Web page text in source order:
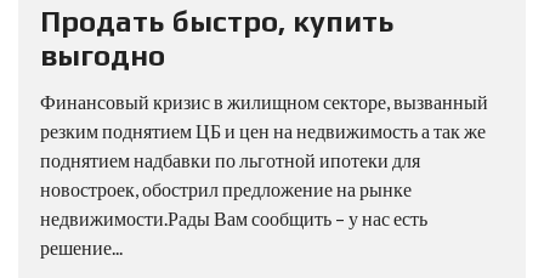
Продать быстро, купить
выгодно
Финансовый кризис в жилищном секторе, вызванный
резким поднятием ЦБ и цен на недвижимость а так же
поднятием надбавки по льготной ипотеки для
новостроек, обострил предложение на рынке
недвижимости.Рады Вам сообщить – у нас есть
решение...